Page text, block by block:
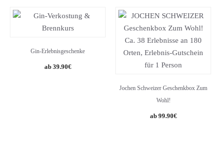
Gin-Erlebnisgeschenke
39.90€
Jochen Schweizer Geschenkbox Zum
Wohl!
99.90€